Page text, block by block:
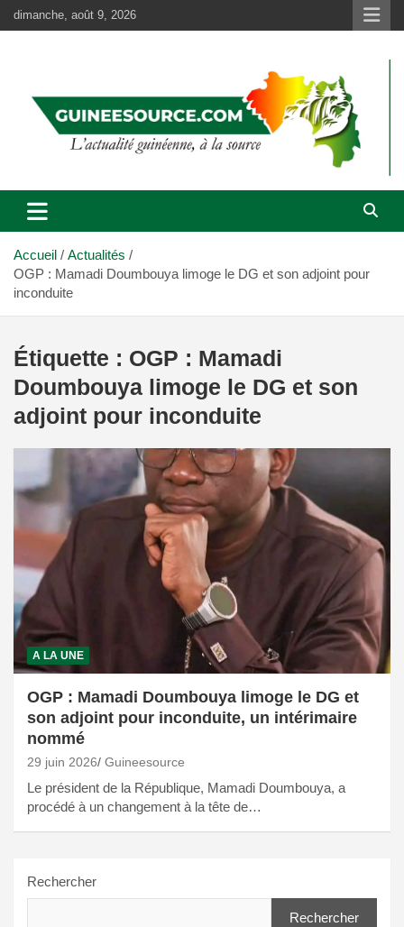
Aller
au
dimanche, août 9, 2026
Accueil
Actualités
OGP : Mamadi Doumbouya limoge le DG et son adjoint pour
inconduite
Étiquette : OGP : Mamadi
Doumbouya limoge le DG et son
adjoint pour inconduite
A LA UNE
OGP : Mamadi Doumbouya limoge le DG et
son adjoint pour inconduite, un intérimaire
nommé
29 juin 2026 Guineesource
Le président de la République, Mamadi Doumbouya, a
procédé à un changement à la tête de…
Rechercher
Rechercher